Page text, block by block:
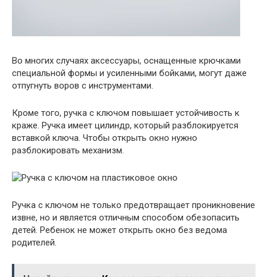
Во многих случаях аксессуары, оснащенные крючками
специальной формы и усиленными бойками, могут даже
отпугнуть воров с инструментами.
Кроме того, ручка с ключом повышает устойчивость к
краже. Ручка имеет цилиндр, который разблокируется
вставкой ключа. Чтобы открыть окно нужно
разблокировать механизм.
Ручка с ключом не только предотвращает проникновение
извне, но и является отличным способом обезопасить
детей. Ребенок не может открыть окно без ведома
родителей.